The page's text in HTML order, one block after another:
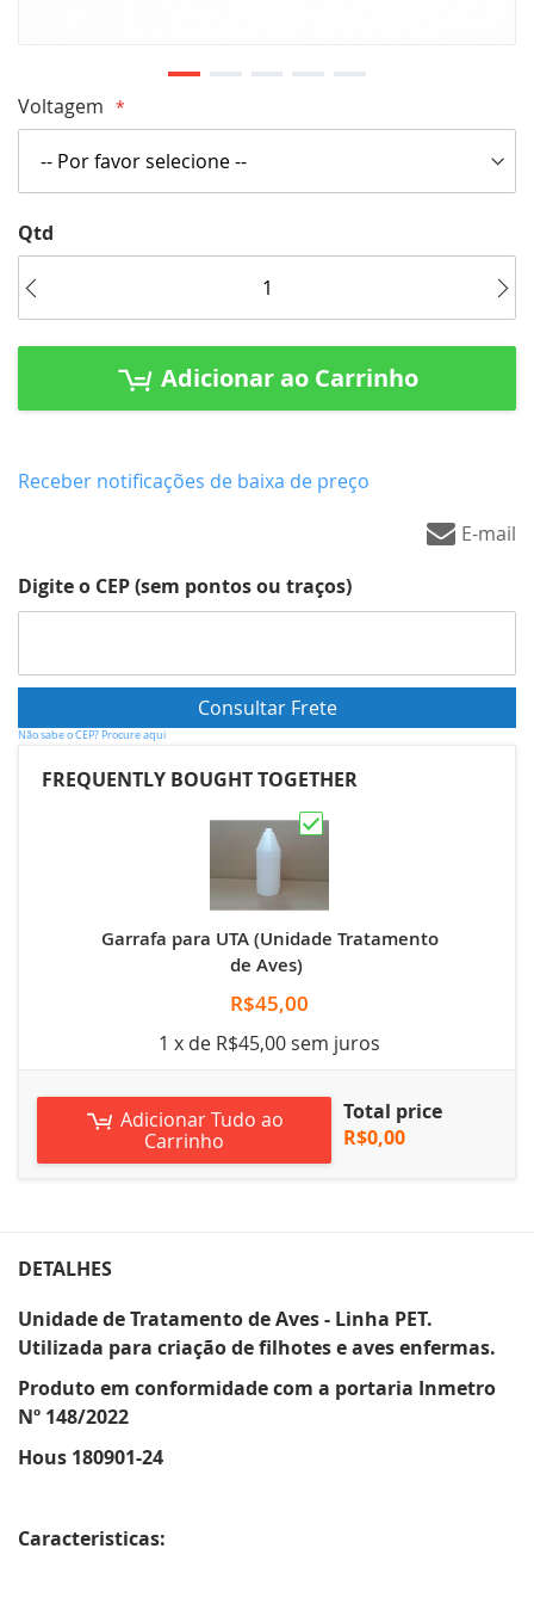
Saltar
para
Galeria
de
imagens
Voltagem
Qtd
Adicionar ao Carrinho
Receber notificações de baixa de preço
E-mail
Digite o CEP (sem pontos ou traços)
Não sabe o CEP? Procure aqui
FREQUENTLY BOUGHT TOGETHER
Garrafa para UTA (Unidade Tratamento
de Aves)
R$45,00
1 x de R$45,00 sem juros
Adicionar Tudo ao
Carrinho
Total price
R$0,00
DETALHES
Unidade de Tratamento de Aves - Linha PET.
Utilizada para criação de filhotes e aves enfermas.
Produto em conformidade com a portaria Inmetro
Nº 148/2022
Hous 180901-24
Caracteristicas: